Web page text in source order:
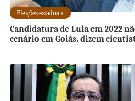
Eleições estaduais
Candidatura de Lula em 2022
cenário em Goiás, dizem